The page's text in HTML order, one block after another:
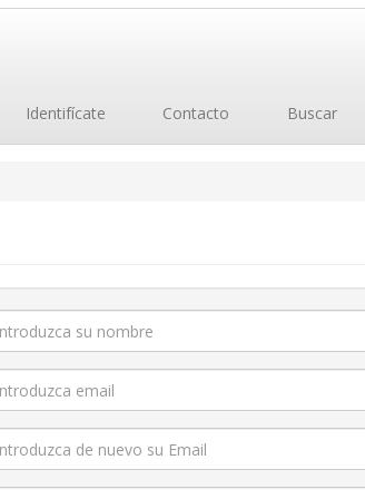
Identifícate Contacto Buscar